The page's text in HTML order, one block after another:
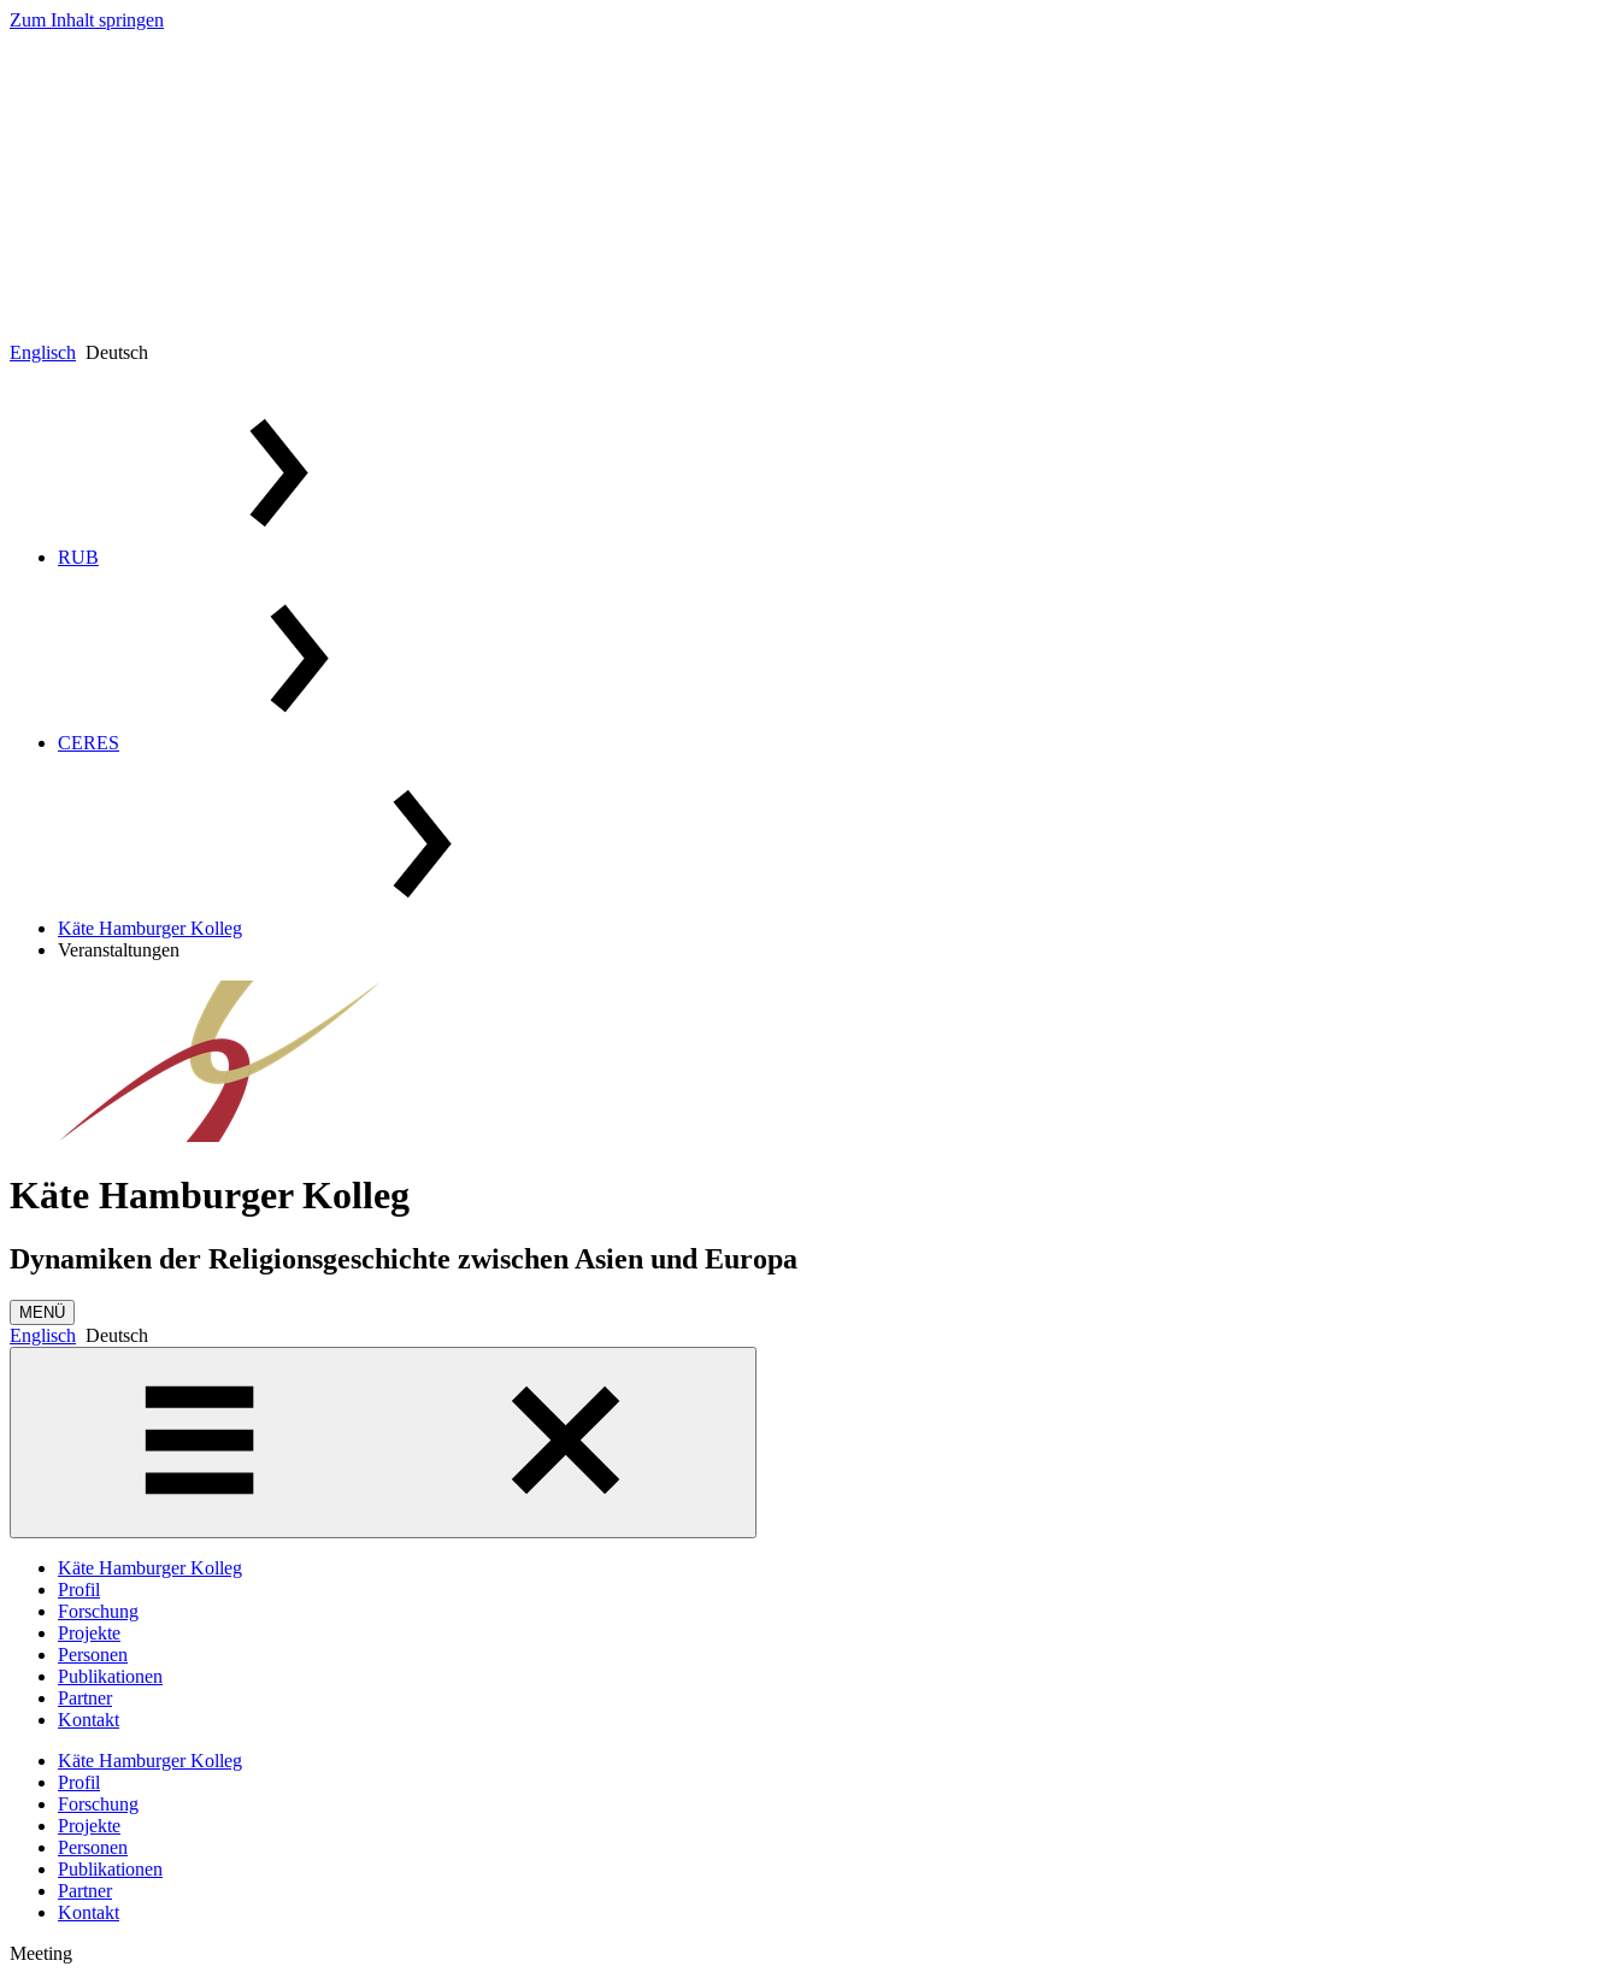
Zum Inhalt springen
Englisch Deutsch
RUB
CERES
Käte Hamburger Kolleg
Veranstaltungen
Käte Hamburger Kolleg
Dynamiken der Religionsgeschichte zwischen Asien und Europa
MENÜ
Englisch Deutsch
Käte Hamburger Kolleg
Profil
Forschung
Projekte
Personen
Publikationen
Partner
Kontakt
Käte Hamburger Kolleg
Profil
Forschung
Projekte
Personen
Publikationen
Partner
Kontakt
Meeting